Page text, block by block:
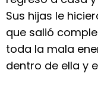
Sus hijas le
que salió
toda la mala
dentro de ella y